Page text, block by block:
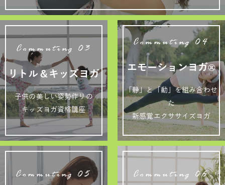
Commuting 03
リトル＆キッズヨガ
子供の美しい姿勢作りの
キッズヨガ資格講座
Commuting 04
エモーションヨガ®
「静」と「動」を組み合わせ
た
新感覚エクササイズヨガ
Commuting 05 Commuting 06